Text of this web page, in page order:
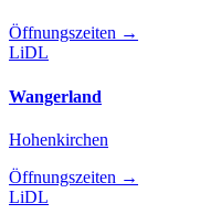
Öffnungszeiten →
LiDL
Wangerland
Hohenkirchen
Öffnungszeiten →
LiDL